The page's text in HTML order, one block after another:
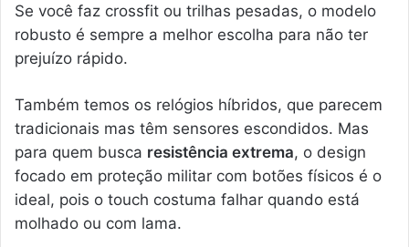
Se você faz crossfit ou trilhas pesadas, o modelo
robusto é sempre a melhor escolha para não ter
prejuízo rápido.
Também temos os relógios híbridos, que parecem
tradicionais mas têm sensores escondidos. Mas
para quem busca resistência extrema, o design
focado em proteção militar com botões físicos é o
ideal, pois o touch costuma falhar quando está
molhado ou com lama.